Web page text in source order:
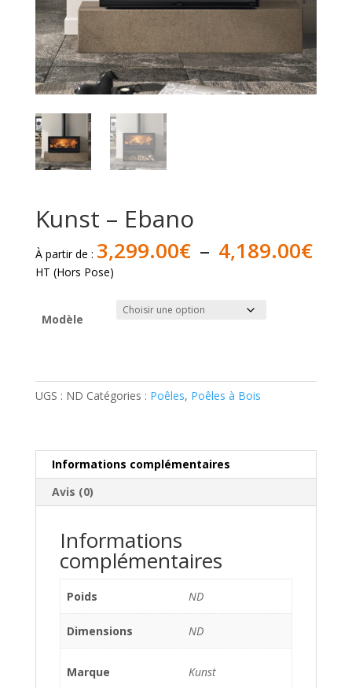
Kunst – Ebano
À partir de : 3,299.00€ – 4,189.00€
de
HT (Hors Pose)
Modèle
Kunst
UGS : ND Catégories : Poêles, Poêles à Bois
Informations complémentaires
Avis (0)
Informations
complémentaires
Poids ND
Dimensions ND
Marque Kunst